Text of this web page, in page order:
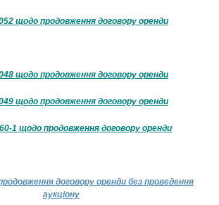
щодо продовження договору оренди
щодо продовження договору оренди
щодо продовження договору оренди
1 щодо продовження договору оренди
договору оренди без проведення
аукціону